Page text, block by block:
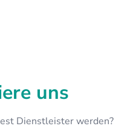
uns
Dienstleister werden?